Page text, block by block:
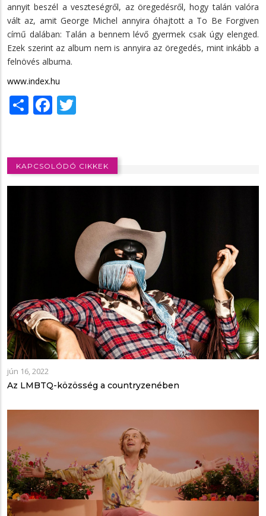
annyit beszél a veszteségről, az öregedésről, hogy talán valóra
vált az, amit George Michel annyira óhajtott a To Be Forgiven
című dalában: Talán a bennem lévő gyermek csak úgy elenged.
Ezek szerint az album nem is annyira az öregedés, mint inkább a
felnövés albuma.
www.index.hu
ShareFacebook
KAPCSOLÓDÓ CIKKEK
jún 16, 2022
Az LMBTQ-közösség a countryzenében